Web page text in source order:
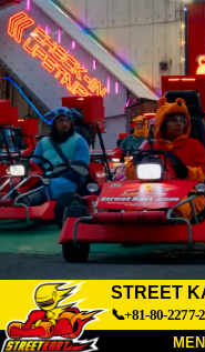
STREET
📞+81-80-2277-